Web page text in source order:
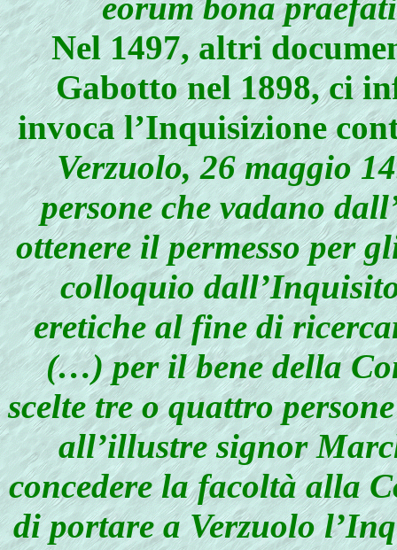
Nel 1497, altri
Gabotto nel 1898, ci
invoca l’Inquisizione
Verzuolo, 26 maggio
persone che vadano
ottenere il permesso per
colloquio
eretiche al fine di
(…) per il bene della
scelte tre o quattro
all’illustre signor
concedere la facoltà alla
di portare a Verzuolo